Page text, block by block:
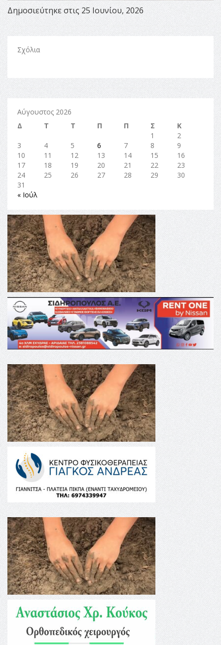
Δημοσιεύτηκε στις 25 Ιουνίου, 2026
Σχόλια
Αύγουστος 2026
Δ
Τ Τ Π Π Σ
Κ
1
2
3
4 5 6 7 8
9
10
11 12 13 14 15
16
17
18 19 20 21 22
23
24
25 26 27 28 29
30
31
« Ιούλ